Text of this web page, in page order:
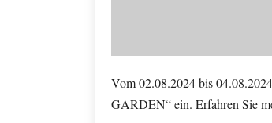
Vom 02.08.2024 bis
GARDEN“ ein. Erfahren Sie